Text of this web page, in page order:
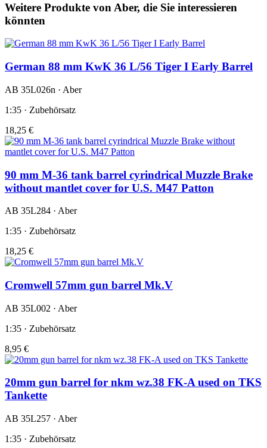
Weitere Produkte von Aber, die Sie interessieren
könnten
German 88 mm KwK 36 L/56 Tiger I Early Barrel
AB 35L026n · Aber
1:35 · Zubehörsatz
18,25 €
90 mm M-36 tank barrel cyrindrical Muzzle Brake
without mantlet cover for U.S. M47 Patton
AB 35L284 · Aber
1:35 · Zubehörsatz
18,25 €
Cromwell 57mm gun barrel Mk.V
AB 35L002 · Aber
1:35 · Zubehörsatz
8,95 €
20mm gun barrel for nkm wz.38 FK-A used on TKS
Tankette
AB 35L257 · Aber
1:35 · Zubehörsatz